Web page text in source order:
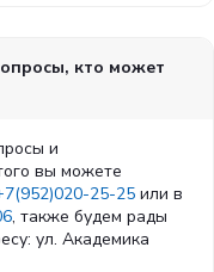
кто может
и
вы можете
25-25 или в
, также будем рады
ул. Академика